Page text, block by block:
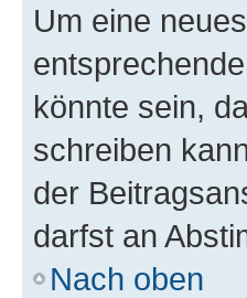
Um eine
könnte sein,
schreiben
der
darfst an
Nach oben